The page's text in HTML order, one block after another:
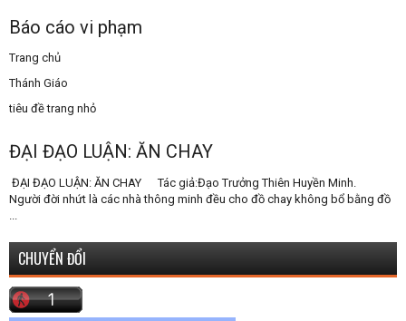
Báo cáo vi phạm
Trang chủ
Thánh Giáo
tiêu đề trang nhỏ
ĐẠI ĐẠO LUẬN: ĂN CHAY
ĐẠI ĐẠO LUẬN: ĂN CHAY Tác giả:Đạo Trưởng Thiên Huyền Minh.
Người đời nhứt là các nhà thông minh đều cho đồ chay không bổ bằng đồ
...
CHUYỂN ĐỔI